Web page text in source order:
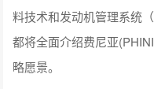
料技术和发动机管理系统
都将全面介绍费尼亚
略愿景。